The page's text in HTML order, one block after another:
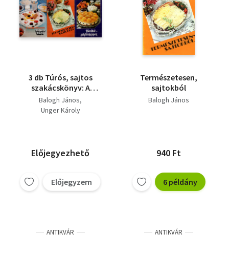
3 db Túrós, sajtos
szakácskönyv: A
mindig változatos
tehéntúró, Túróból-
Balogh János
Unger Károly
Előjegyezhető
Előjegyzem
Természetesen,
sajtokból
Balogh János
940 Ft
6 példány
ANTIKVÁR ANTIKVÁR